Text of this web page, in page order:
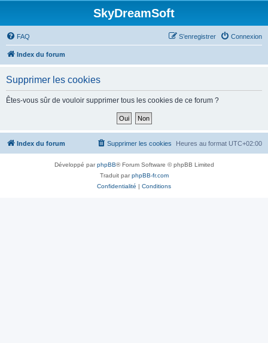
SkyDreamSoft
FAQ Connexion
S’enregistrer
Index du forum
Supprimer les cookies
Êtes-vous sûr de vouloir supprimer tous les cookies de ce forum ?
Index du forum Heures au format UTC+02:00
Supprimer les cookies
Développé parphpBB® Forum Software © phpBB Limited
Traduit parphpBB-fr.com
Confidentialité | Conditions